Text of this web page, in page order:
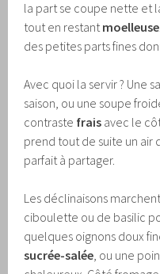
la part se coupe nette et
tout en restant moelleuse
des petites parts fines
Avec quoi la servir ? Une
saison, ou une soupe
contraste frais avec le
prend tout de suite un air
parfait à partager.
Les déclinaisons
ciboulette ou de basilic
quelques oignons doux
sucrée-salée , ou une